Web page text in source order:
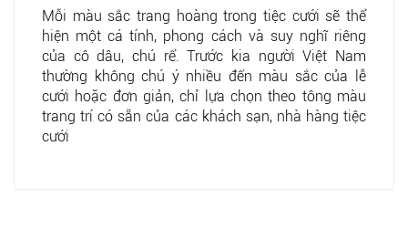
Mỗi màu sắc trang hoàng trong tiệc cưới sẽ thể
hiện một cá tính, phong cách và suy nghĩ riêng
của cô dâu, chú rể. Trước kia người Việt Nam
thường không chú ý nhiều đến màu sắc của lễ
cưới hoặc đơn giản, chỉ lựa chọn theo tông màu
trang trí có sẵn của các khách sạn, nhà hàng tiệc
cưới